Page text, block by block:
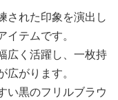
された印象を演出し
テムです。
広く活躍し、一枚持
がります。
い黒のフリルブラウ